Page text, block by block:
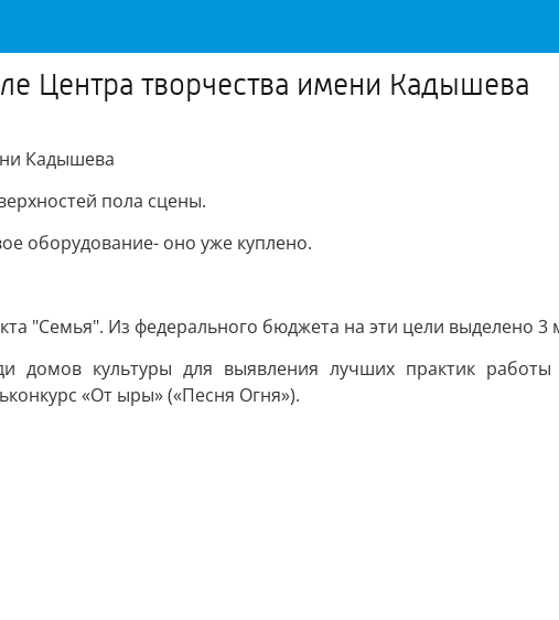
Центра творчества имени Кадышева
Кадышева
пола сцены.
оборудование- оно уже куплено.
"Семья". Из федерального бюджета на эти цели выделено 3
домов культуры для выявления лучших практик
«От ыры» («Песня Огня»).